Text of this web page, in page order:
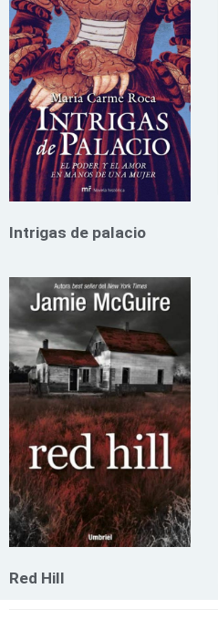
Intrigas de palacio
Red Hill